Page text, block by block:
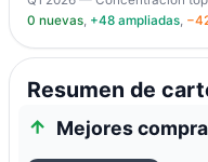
0 nuevas, +48 ampliadas,
Resumen de
Mejores